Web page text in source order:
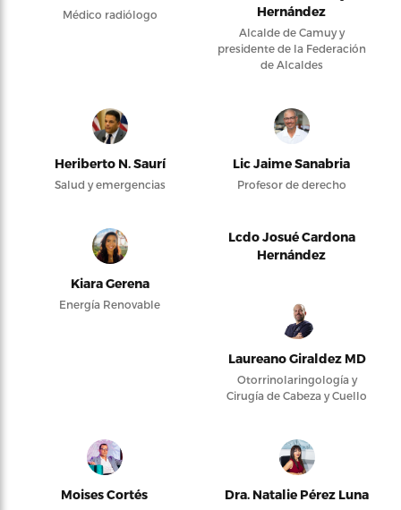
Médico radiólogo
Hernández
Alcalde de Camuy y
presidente de la Federación
de Alcaldes
Heriberto N. Saurí
Salud y emergencias
Lic Jaime Sanabria
Profesor de derecho
Kiara Gerena
Energía Renovable
Lcdo Josué Cardona
Hernández
Laureano Giraldez MD
Otorrinolaringología y
Cirugía de Cabeza y Cuello
Moises Cortés Dra. Natalie Pérez Luna